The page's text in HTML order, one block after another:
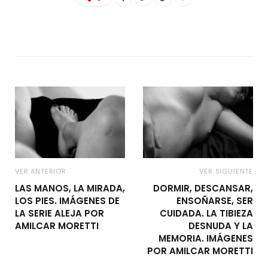
VER ANTERIOR
LAS MANOS, LA MIRADA,
LOS PIES. IMÁGENES DE
LA SERIE ALEJA POR
AMILCAR MORETTI
VER SIGUIENTE
DORMIR, DESCANSAR,
ENSOÑARSE, SER
CUIDADA. LA TIBIEZA
DESNUDA Y LA
MEMORIA. IMÁGENES
POR AMILCAR MORETTI